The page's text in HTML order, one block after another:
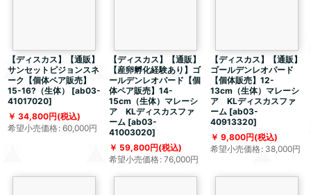
【ディスカス】【通販】
サンセットピジョンスネ
ーク【個体ペア販売】
15-16?（生体）
[ab03-
41017020]
34,800円(税込)
希望小売価格: 60,000円
【ディスカス】【通販】
【産卵孵化経験あり】ゴ
ールデンレオパード【個
体ペア販売】14-
15cm（生体）マレーシ
ア KLディスカスファ
ーム [ab03-
41003020]
59,800円(税込)
希望小売価格: 76,000円
【ディスカス】【通販】
ゴールデンレオパード
【個体販売】12-
13cm（生体）マレーシ
ア KLディスカスファ
ーム [ab03-
40913320]
9,800円(税込)
希望小売価格: 38,000円